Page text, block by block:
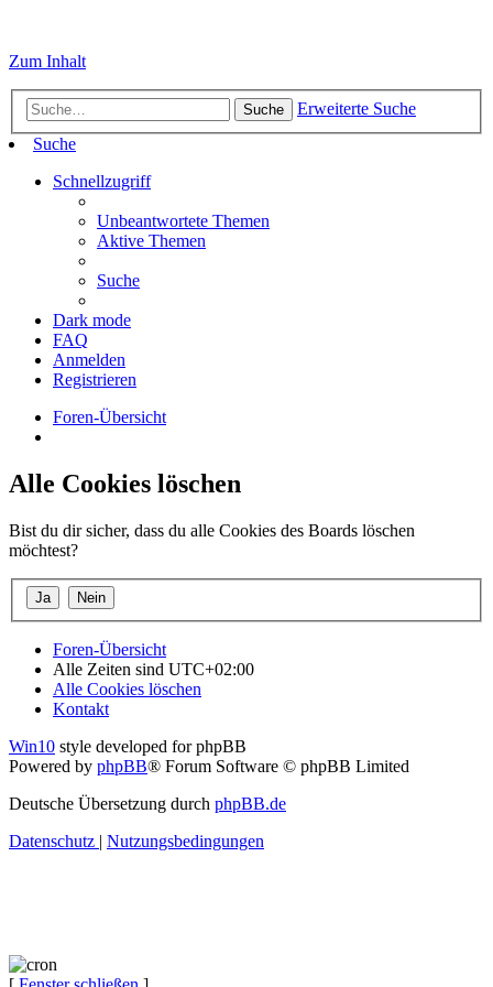
Zum Inhalt
Suche
Erweiterte Suche
Suche
Schnellzugriff
Unbeantwortete Themen
Aktive Themen
Suche
Dark mode
FAQ
Anmelden
Registrieren
Foren-Übersicht
Alle Cookies löschen
Bist du dir sicher, dass du alle Cookies des Boards löschen
möchtest?
Foren-Übersicht
Alle Zeiten sind UTC+02:00
Alle Cookies löschen
Kontakt
Win10 style developed for phpBB
Powered by phpBB® Forum Software © phpBB Limited
Deutsche Übersetzung durch phpBB.de
Datenschutz | Nutzungsbedingungen